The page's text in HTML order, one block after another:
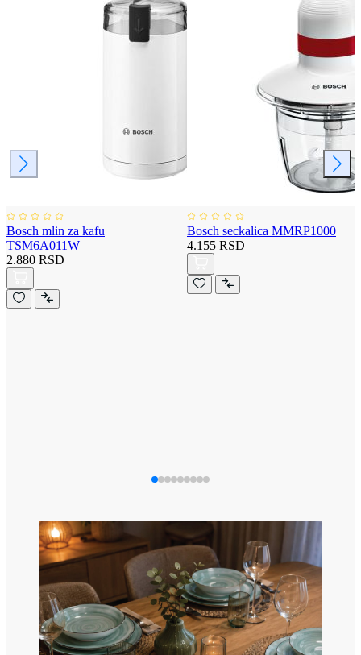
Bosch mlin za kafu
TSM6A011W
2.880 RSD
Bosch seckalica MMRP1000
4.155 RSD